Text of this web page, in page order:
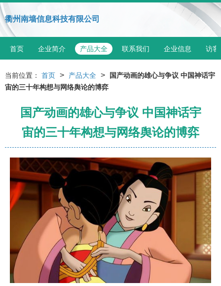
衢州南墙信息科技有限公司
首页 企业简介 产品大全 联系我们 企业信息 访客
当前位置： 首页 > 产品大全 >
国产动画的雄心与争议 中国神话宇
宙的三十年构想与网络舆论的博弈
国产动画的雄心与争议 中国神话宇
宙的三十年构想与网络舆论的博弈